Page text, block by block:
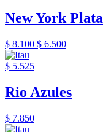
New York Plata
$ 8.100 $ 6.500
$ 5.525
Rio Azules
$ 7.850